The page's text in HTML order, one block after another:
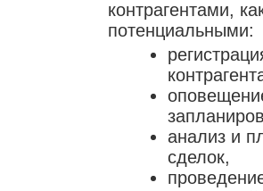
контрагентами,
потенциальными:
анализ и
сделок,